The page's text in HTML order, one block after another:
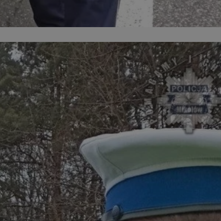
sesji.
sesji.
Cookie-
dotyczących
to konieczne,
poprawnie.
o zgodzie
dotyczących
Rejestruje
i ustawień
w kolejnych
musi ponownie
zwiększa wygodę i
powiązany z
Microsoft Clarity
do
o sesji
w celu śledzenia
multimedialnych